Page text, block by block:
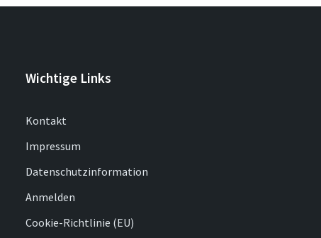
Wichtige Links
Kontakt
Impressum
Datenschutzinformation
Anmelden
Cookie-Richtlinie (EU)